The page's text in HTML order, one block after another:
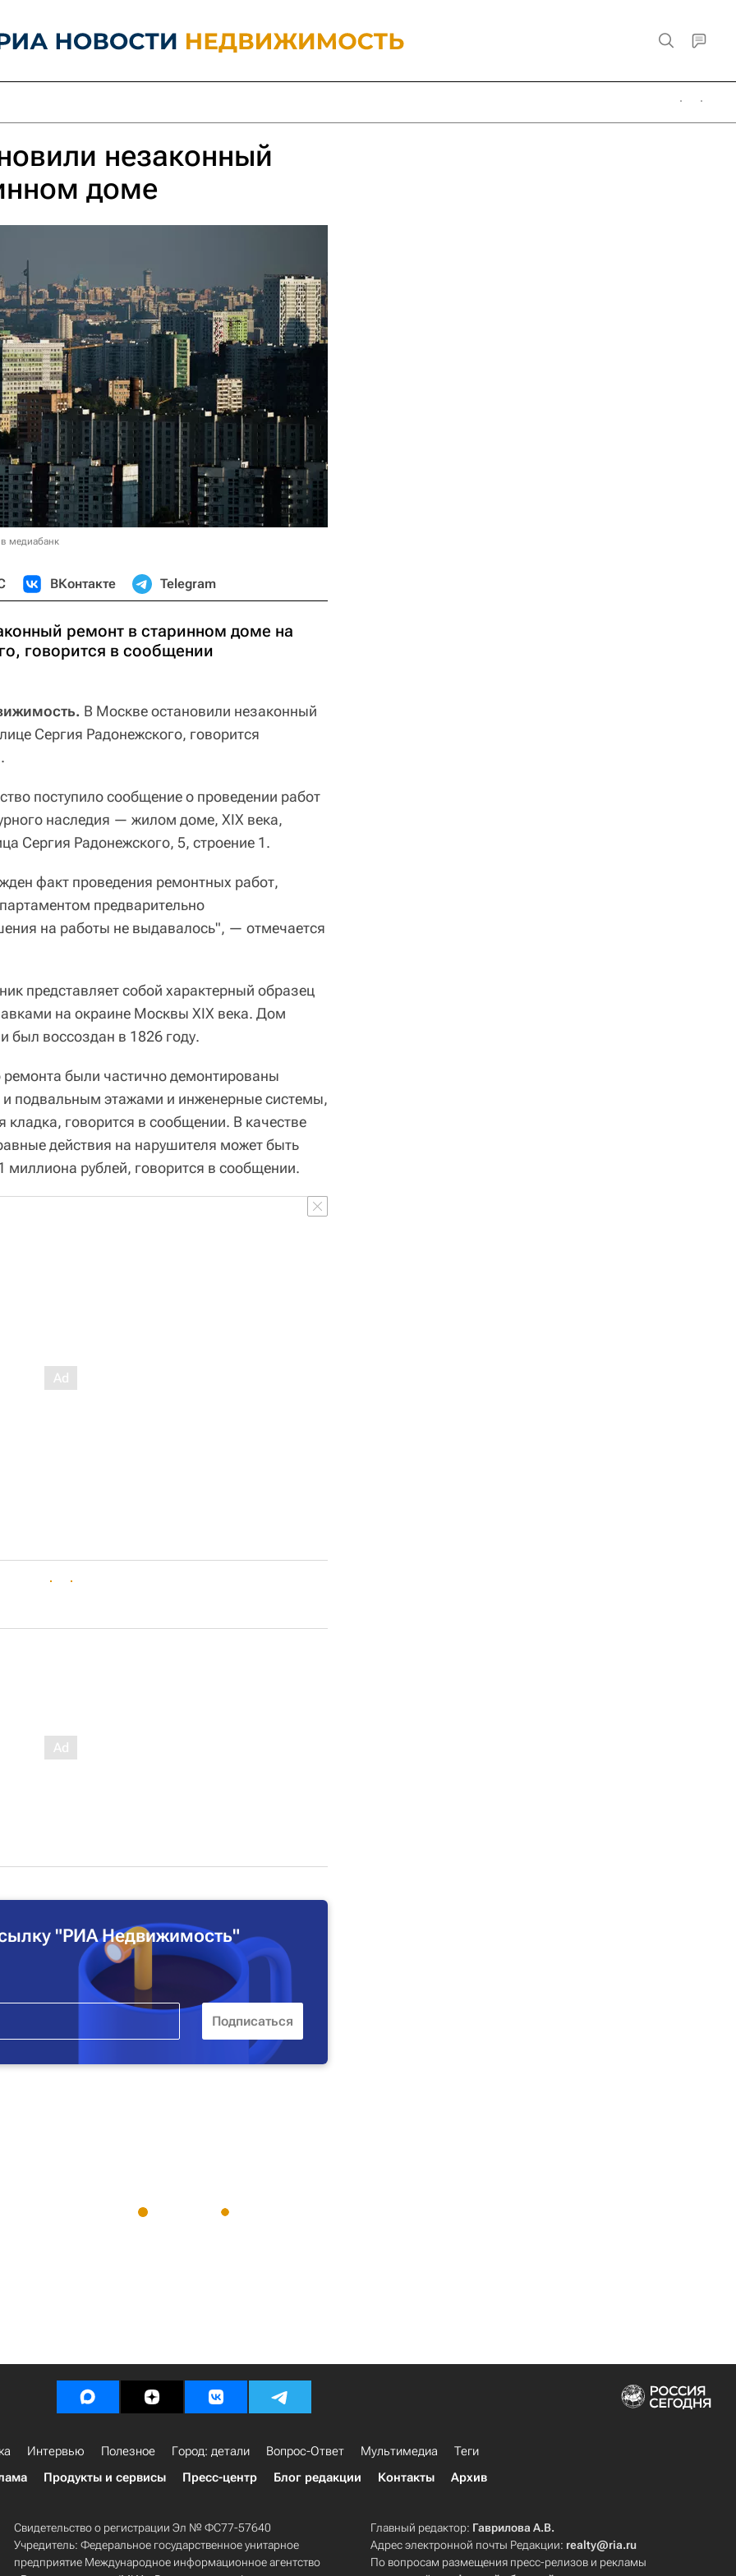
незаконный
доме
медиабанк
ВКонтакте Telegram
ремонт в старинном доме на
говорится в сообщении
В Москве остановили незаконный
Сергия Радонежского, говорится
поступило сообщение о проведении работ
наследия — жилом доме, XIX века,
Сергия Радонежского, 5, строение 1.
факт проведения ремонтных работ,
предварительно
на работы не выдавалось", — отмечается
представляет собой характерный образец
на окраине Москвы XIX века. Дом
был воссоздан в 1826 году.
ремонта были частично демонтированы
подвальным этажами и инженерные системы,
кладка, говорится в сообщении. В качестве
действия на нарушителя может быть
рублей, говорится в сообщении.
"РИА Недвижимость"
Интервью Полезное Город: детали Вопрос-Ответ Мультимедиа
Теги
Продукты и сервисы Пресс-центр Блог редакции Контакты Архив
Свидетельство о регистрации Эл № ФС77-57640
Учредитель: Федеральное государственное унитарное
предприятие Международное информационное агентство
Главный редактор: Гаврилова А.В.
Адрес электронной почты Редакции: realty@ria.ru
По вопросам размещения пресс-релизов и рекламы